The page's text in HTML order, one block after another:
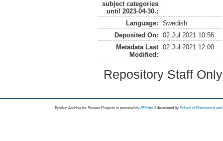
subject categories
until 2023-04-30.:
Language:
Swedish
Deposited On:
02 Jul 2021 10:56
Metadata Last
Modified:
02 Jul 2021 12:00
Repository Staff
Epsilon Archive for Student Projects is powored byEPrints 3 developed by School of Electronics